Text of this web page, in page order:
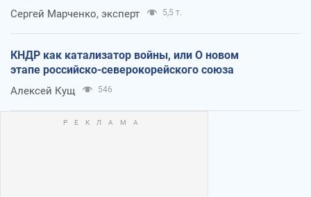
Сергей Марченко, эксперт 5,5 т.
КНДР как катализатор войны, или О новом
этапе российско-северокорейского союза
Алексей Кущ 546